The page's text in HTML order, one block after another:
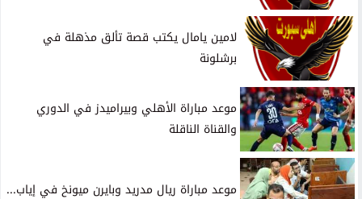
لامين يامال يكتب قصة تألق مذهلة في
برشلونة
موعد مباراة الأهلي وبيراميدز في الدوري
والقناة الناقلة
موعد مباراة ريال مدريد وبايرن ميونخ في إياب...